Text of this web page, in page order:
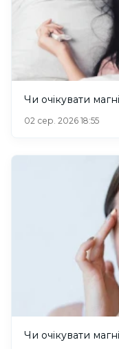
Чи очікувати
02 сер. 2026 18:55
Чи очікувати